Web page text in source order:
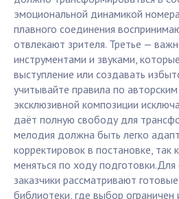
эмоциональной динамикой
плавного соединения
отвлекают зрителя. Третье —
инструментами и звуками,
выступление или создавать
учитывайте правила по
эксклюзивной композиции
даёт полную свободу для
мелодия должна быть легко
корректировок в постановке, так
меняться по ходу подготовки.Для
заказчики рассматривают
библиотеки, где выбор ограничен